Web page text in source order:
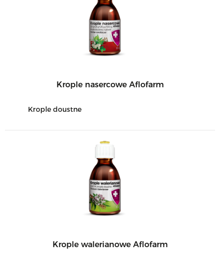
Krople nasercowe Aflofarm
Krople doustne
Krople walerianowe Aflofarm